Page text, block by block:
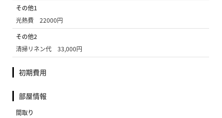
その他1
光熱費 22000円
その他2
清掃リネン代 33,000円
初期費用
部屋情報
間取り